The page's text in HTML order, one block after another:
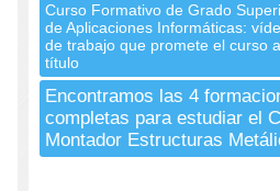
Curso Formativo de Grado
de Aplicaciones Informáticas:
de trabajo que promete el curso
título
Encontramos las 4
completas para estudiar el
Montador Estructuras